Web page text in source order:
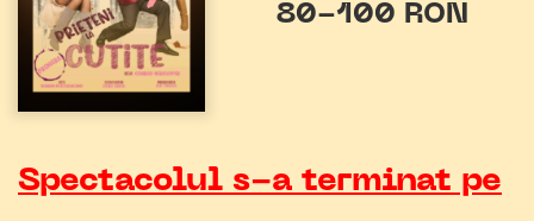
80-100 RON
Spectacolul s-a terminat pe